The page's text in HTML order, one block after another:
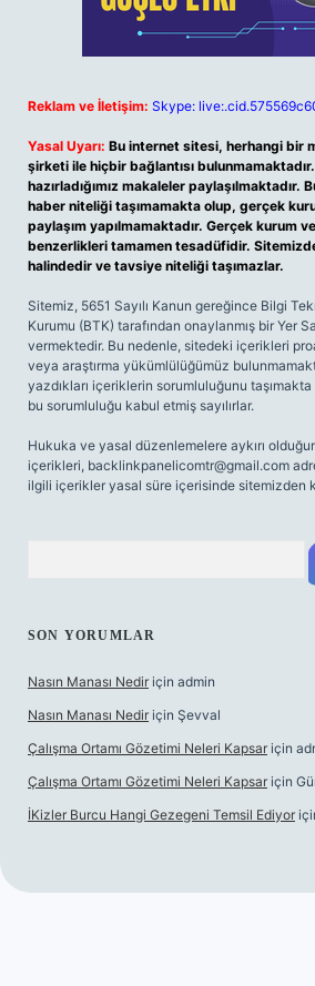
Reklam ve İletişim: Skype:
Yasal Uyarı: Bu internet sitesi, herhangi bir
şirketi ile hiçbir bağlantısı
hazırladığımız makaleler paylaşılmaktadır.
haber niteliği taşımamakta olup, gerçek
paylaşım yapılmamaktadır. Gerçek kurum
benzerlikleri tamamen tesadüfidir.
halindedir ve tavsiye niteliği taşımazlar.
Sitemiz, 5651 Sayılı Kanun gereğince Bilgi
Kurumu (BTK) tarafından onaylanmış bir Yer
vermektedir. Bu nedenle, sitedeki içerikleri
veya araştırma yükümlülüğümüz
yazdıkları içeriklerin sorumluluğunu
bu sorumluluğu kabul etmiş sayılırlar.
Hukuka ve yasal düzenlemelere aykırı
içerikleri, backlinkpanelicomtr@gmail.com
ilgili içerikler yasal süre içerisinde sitemizden
SON YORUMLAR
Nasın Manası Nedir için admin
Nasın Manası Nedir için Şevval
Çalışma Ortamı Gözetimi Neleri Kapsar için
Çalışma Ortamı Gözetimi Neleri Kapsar için
İKizler Burcu Hangi Gezegeni Temsil Ediyor